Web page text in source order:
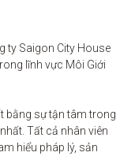
ty Saigon City House
lĩnh vực Môi Giới
bằng sự tận tâm trong
Tất cả nhân viên
hiểu pháp lý, sản